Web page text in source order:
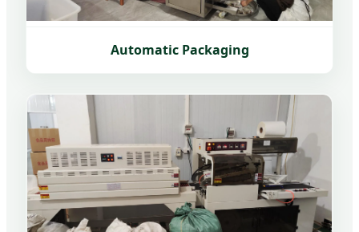
Automatic Packaging